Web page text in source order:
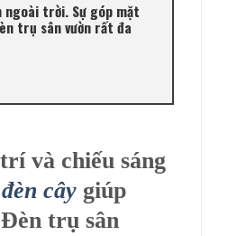
trời. Sự góp mặt
trụ sân vườn rất đa
và chiếu sáng
cây giúp
trụ sân